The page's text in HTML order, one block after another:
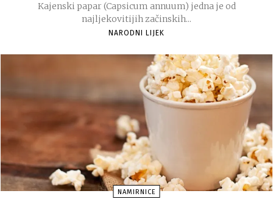
Kajenski papar (Capsicum annuum) jedna je od
najljekovitijih začinskih...
NARODNI LIJEK
NAMIRNICE